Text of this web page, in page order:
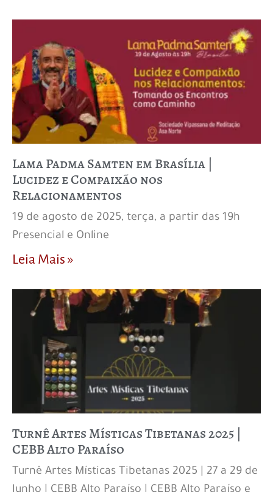
Lama Padma Samten em Brasília |
Lucidez e Compaixão nos
Relacionamentos
19 de agosto de 2025, terça, a partir das 19h
Presencial e Online
Leia Mais »
Turnê Artes Místicas Tibetanas 2025 |
CEBB Alto Paraíso
Turnê Artes Místicas Tibetanas 2025 | 27 a 29 de